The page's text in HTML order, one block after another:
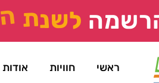
לשנת ה
ראשי חוויות אודות